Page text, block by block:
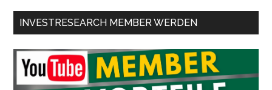
INVESTRESEARCH MEMBER WERDEN